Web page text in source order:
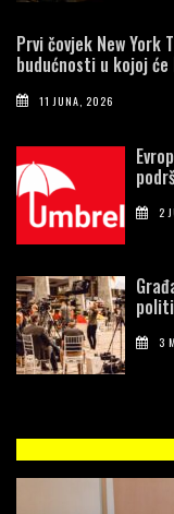
Prvi čovjek New York
budućnosti u kojoj
11 JUNA, 2026
2
3